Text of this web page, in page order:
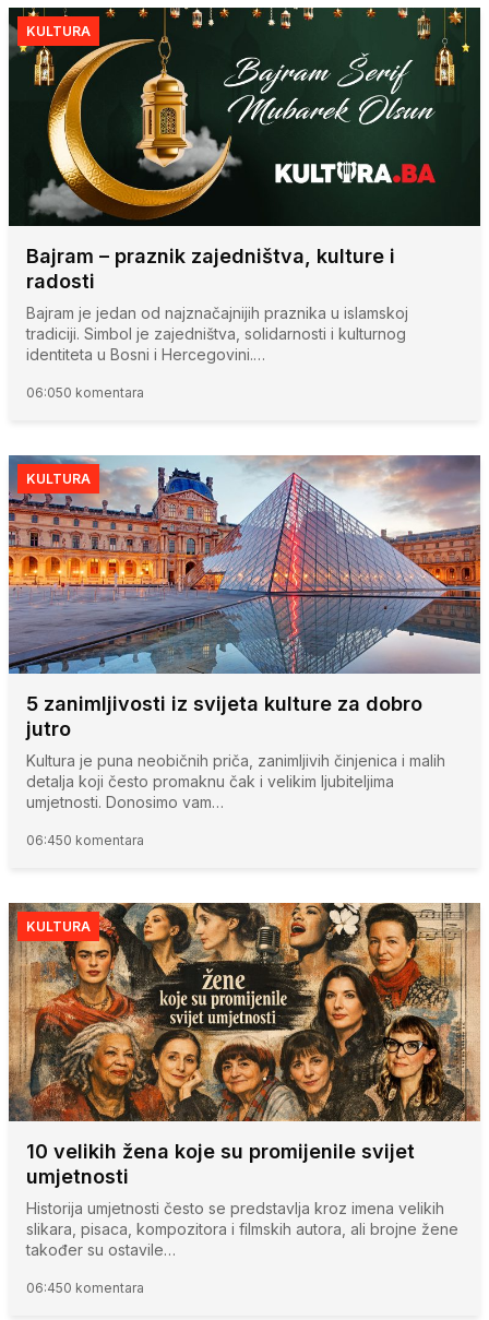
KULTURA
Bajram – praznik zajedništva, kulture i
radosti
Bajram je jedan od najznačajnijih praznika u islamskoj
tradiciji. Simbol je zajedništva, solidarnosti i kulturnog
identiteta u Bosni i Hercegovini.…
06:050 komentara
KULTURA
5 zanimljivosti iz svijeta kulture za dobro
jutro
Kultura je puna neobičnih priča, zanimljivih činjenica i malih
detalja koji često promaknu čak i velikim ljubiteljima
umjetnosti. Donosimo vam…
06:450 komentara
KULTURA
10 velikih žena koje su promijenile svijet
umjetnosti
Historija umjetnosti često se predstavlja kroz imena velikih
slikara, pisaca, kompozitora i filmskih autora, ali brojne žene
također su ostavile…
06:450 komentara